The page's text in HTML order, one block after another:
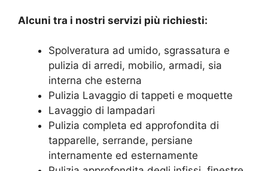
Alcuni tra i nostri servizi più richiesti:
Spolveratura ad umido, sgrassatura e
pulizia di arredi, mobilio, armadi, sia
interna che esterna
Pulizia Lavaggio di tappeti e moquette
Lavaggio di lampadari
Pulizia completa ed approfondita di
tapparelle, serrande, persiane
internamente ed esternamente